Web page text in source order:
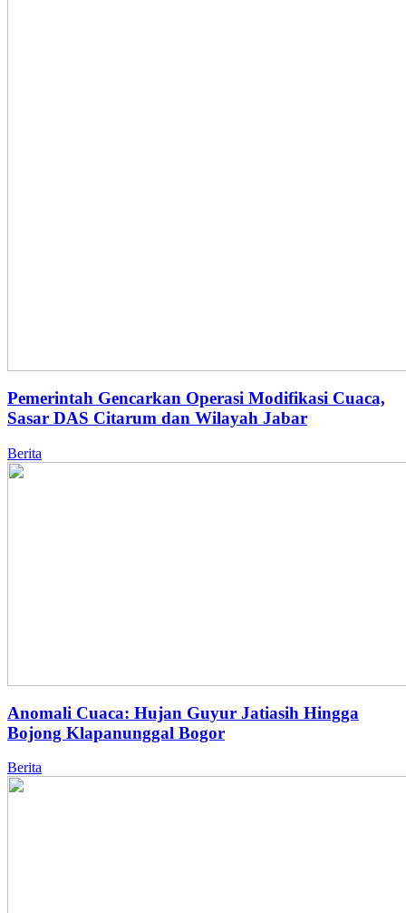
Pemerintah Gencarkan Operasi Modifikasi Cuaca,
Sasar DAS Citarum dan Wilayah Jabar
Berita
Anomali Cuaca: Hujan Guyur Jatiasih Hingga
Bojong Klapanunggal Bogor
Berita